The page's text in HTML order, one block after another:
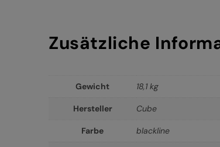
Zusätzliche
Gewicht 18,1 kg
Hersteller Cube
Farbe blackline